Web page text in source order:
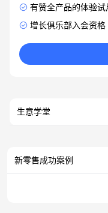
有赞全产品的体验试
增长俱乐部入会资格
生意学堂
新零售成功案例